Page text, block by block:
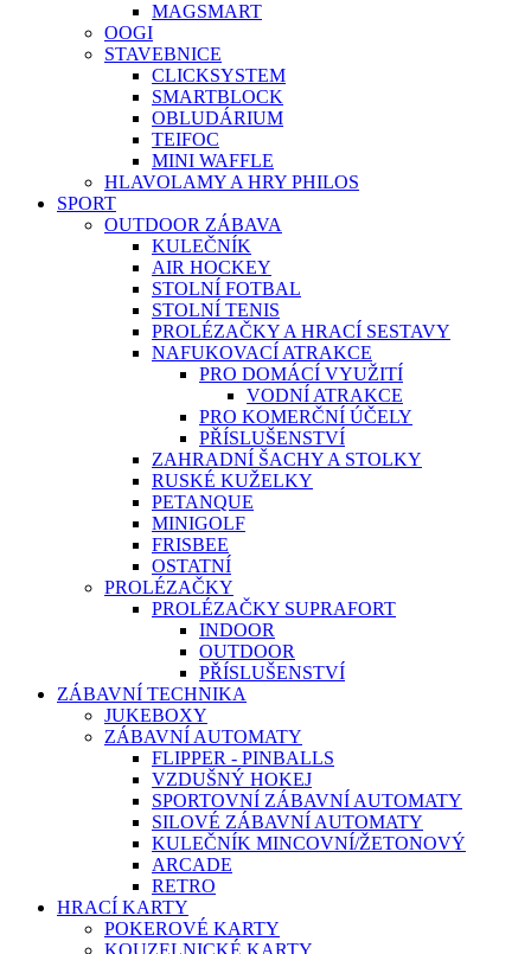
MAGSMART
OOGI
STAVEBNICE
CLICKSYSTEM
SMARTBLOCK
OBLUDÁRIUM
TEIFOC
MINI WAFFLE
HLAVOLAMY A HRY PHILOS
SPORT
OUTDOOR ZÁBAVA
KULEČNÍK
AIR HOCKEY
STOLNÍ FOTBAL
STOLNÍ TENIS
PROLÉZAČKY A HRACÍ SESTAVY
NAFUKOVACÍ ATRAKCE
PRO DOMÁCÍ VYUŽITÍ
VODNÍ ATRAKCE
PRO KOMERČNÍ ÚČELY
PŘÍSLUŠENSTVÍ
ZAHRADNÍ ŠACHY A STOLKY
RUSKÉ KUŽELKY
PETANQUE
MINIGOLF
FRISBEE
OSTATNÍ
PROLÉZAČKY
PROLÉZAČKY SUPRAFORT
INDOOR
OUTDOOR
PŘÍSLUŠENSTVÍ
ZÁBAVNÍ TECHNIKA
JUKEBOXY
ZÁBAVNÍ AUTOMATY
FLIPPER - PINBALLS
VZDUŠNÝ HOKEJ
SPORTOVNÍ ZÁBAVNÍ AUTOMATY
SILOVÉ ZÁBAVNÍ AUTOMATY
KULEČNÍK MINCOVNÍ/ŽETONOVÝ
ARCADE
RETRO
HRACÍ KARTY
POKEROVÉ KARTY
KOUZELNICKÉ KARTY